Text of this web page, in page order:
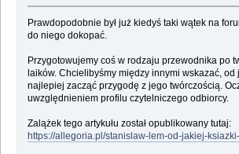
Prawdopodobnie był już kiedyś taki wątek na
do niego dokopać.
Przygotowujemy coś w rodzaju przewodnika po
laików. Chcielibyśmy między innymi wskazać, od
najlepiej zacząć przygodę z jego twórczością.
uwzględnieniem profilu czytelniczego odbiorcy.
Zalążek tego artykułu został opublikowany tutaj:
https://allegoria.pl/stanislaw-lem-od-jakiej-